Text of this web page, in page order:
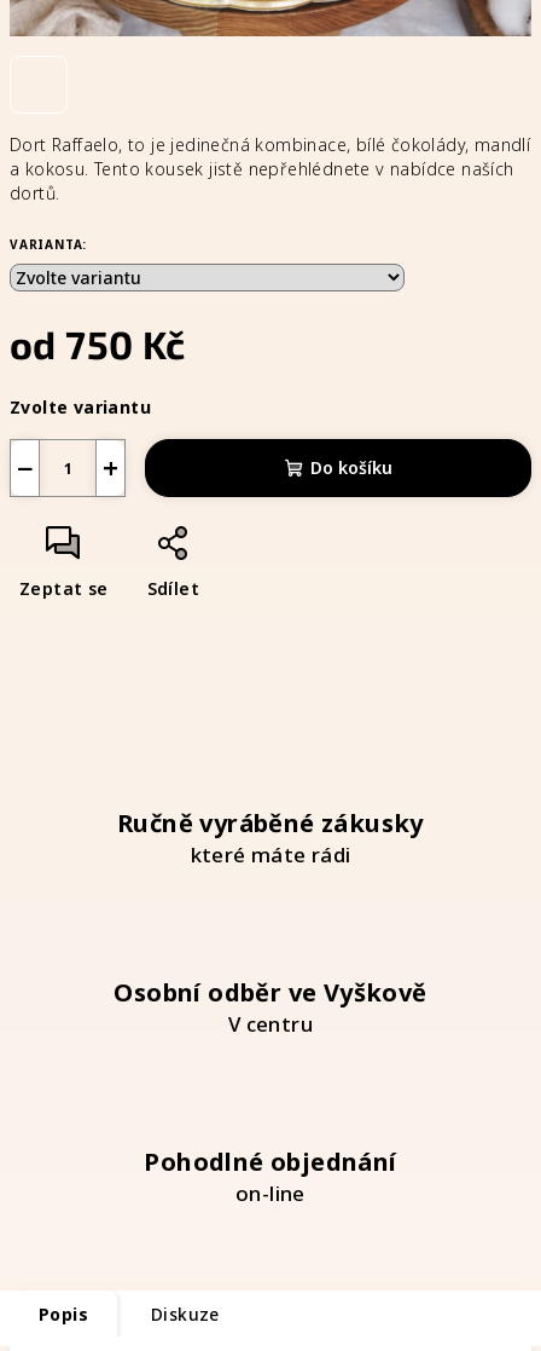
Dort Raffaelo, to je jedinečná kombinace, bílé čokolády, mandlí
a kokosu. Tento kousek jistě nepřehlédnete v nabídce naších
dortů.
VARIANTA:
od750 Kč
cena:
Zvolte variantu
+
− Do košíku
Zeptat se Sdílet
Ručně vyráběné zákusky
které máte rádi
Osobní odběr ve Vyškově
V centru
Pohodlné objednání
on-line
Popis Diskuze